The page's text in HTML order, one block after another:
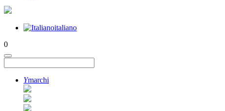
italiano
0
Ymarchi